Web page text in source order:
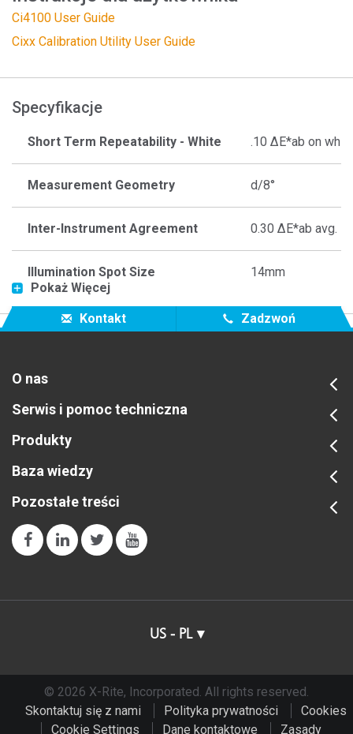
Ci4100 User Guide
Cixx Calibration Utility User Guide
Specyfikacje
Short Term Repeatability - White .10 ΔE*ab on
Measurement Geometry d/8°
Inter-Instrument Agreement 0.30 ΔE*ab avg.
Illumination Spot Size 14mm
Image Contact During
Measurements
Contact
Lamp Life Approx. 500,000
Light Source Gas-filled
Measurement Cycle Time
Measurement Spot
Measurement Time
Photometric Resolution
Spectral Interval 10nm
Pokaż Więcej
Kontakt Zadzwoń
O nas
Serwis i pomoc techniczna
Produkty
Baza wiedzy
Pozostałe treści
US - PL
© 2026 X-Rite, Incorporated. All rights reserved.
Skontaktuj się z nami
Polityka prywatności
Cookies
Cookie Settings
Dane kontaktowe Zasady